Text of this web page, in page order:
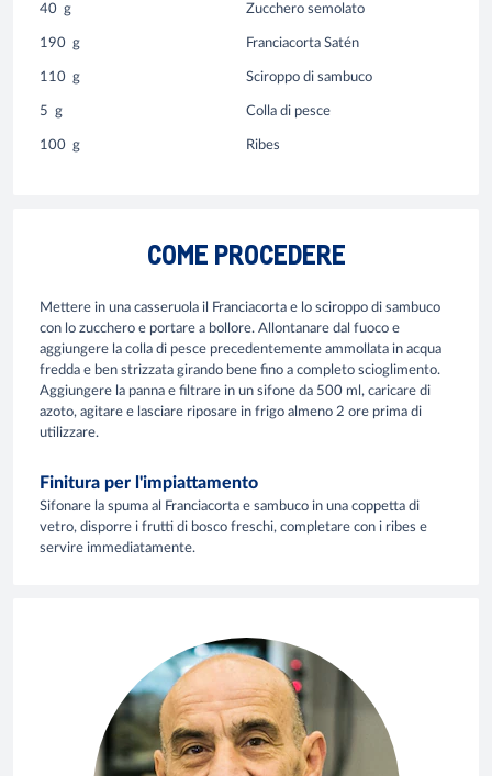
40 g Zucchero semolato
190 g Franciacorta Satén
110 g Sciroppo di sambuco
5 g Colla di pesce
100 g Ribes
COME PROCEDERE
Mettere in una casseruola il Franciacorta e lo sciroppo di sambuco
con lo zucchero e portare a bollore. Allontanare dal fuoco e
aggiungere la colla di pesce precedentemente ammollata in acqua
fredda e ben strizzata girando bene fino a completo scioglimento.
Aggiungere la panna e filtrare in un sifone da 500 ml, caricare di
azoto, agitare e lasciare riposare in frigo almeno 2 ore prima di
utilizzare.
Finitura per l'impiattamento
Sifonare la spuma al Franciacorta e sambuco in una coppetta di
vetro, disporre i frutti di bosco freschi, completare con i ribes e
servire immediatamente.